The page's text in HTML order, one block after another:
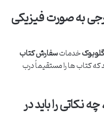
به صورت فیزیکی
خدماتسفارش کتاب
که کتاب ها را مستقیماً درب
نکاتی را باید در